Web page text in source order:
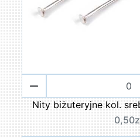
Nity biżuteryjne kol.